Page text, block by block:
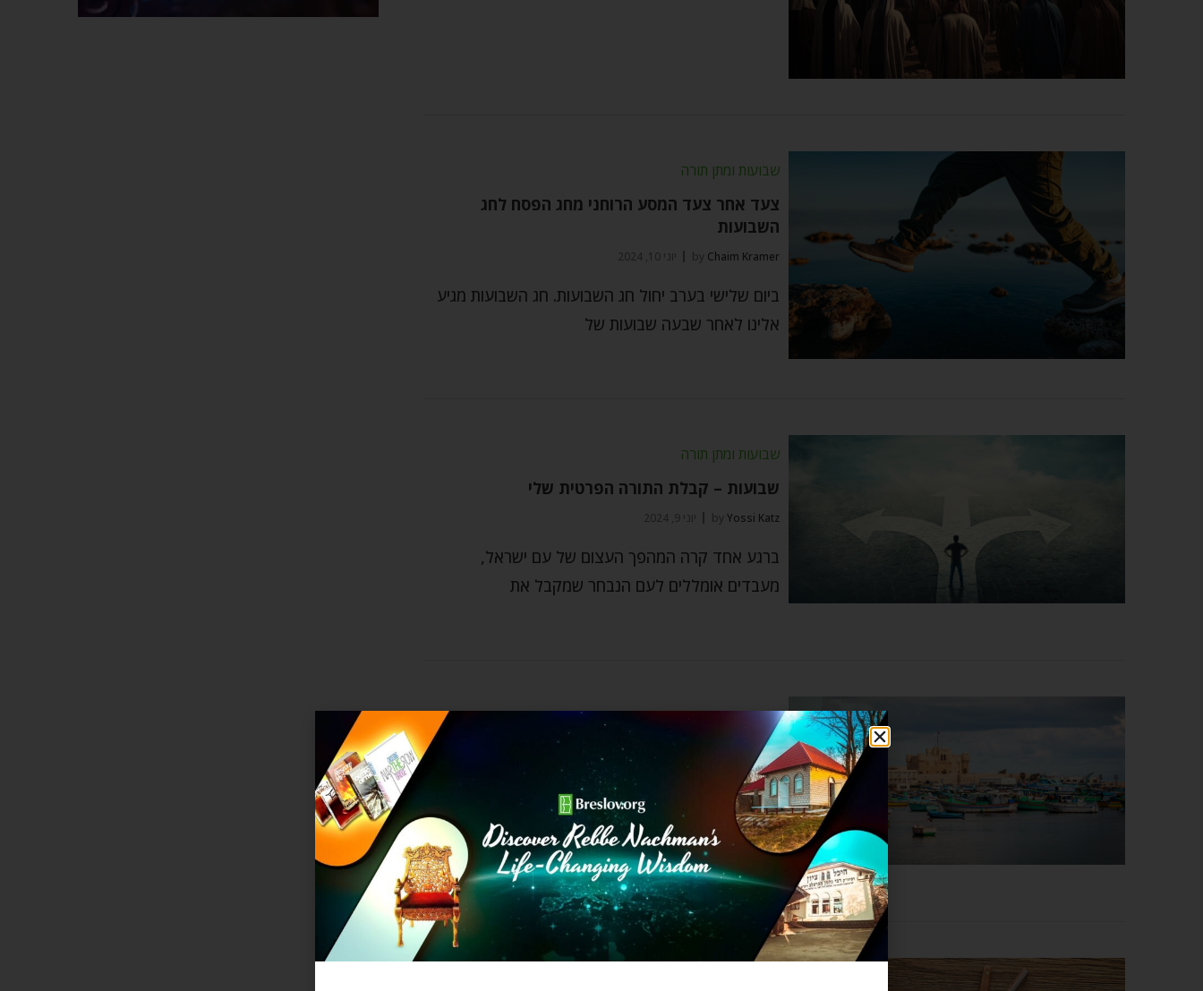
שבועות ומתן תורה
צעד אחר צעד המסע הרוחני מחג הפסח לחג
השבועות
by Chaim Kramer יוני 10, 2024
ביום שלישי בערב יחול חג השבועות. חג השבועות מגיע
אלינו לאחר שבעה שבועות של
שבועות ומתן תורה
שבועות – קבלת התורה הפרטית שלי
by Yossi Katz יוני 9, 2024
ברגע אחד קרה המהפך העצום של עם ישראל,
מעבדים אומללים לעם הנבחר שמקבל את
שבועות ומתן תורה
חג שבועות של רבי נתן במצרים
Chaim Kramer
אחת הנקודות במסע המפורסם של רבי נתן לארץ
ישראל הייתה במצרים בחג השבועות, במקום